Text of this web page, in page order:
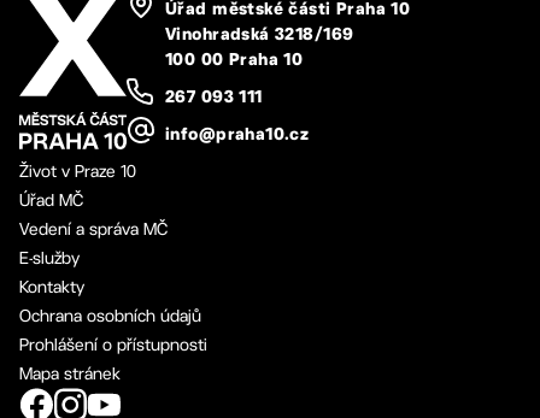
Úřad městské části Praha 10
Vinohradská 3218/169
100 00 Praha 10
267 093 111
info@praha10.cz
Život v Praze 10
Úřad MČ
Vedení a správa MČ
E-služby
Kontakty
Ochrana osobních údajů
Prohlášení o přístupnosti
Mapa stránek